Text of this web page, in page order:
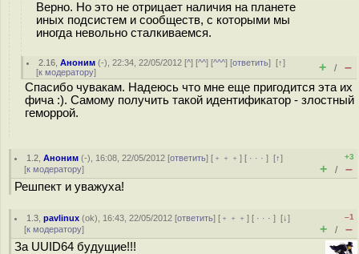
Верно. Но это не отрицает наличия на планете
иных подсистем и сообществ, с которыми мы
иногда невольно сталкиваемся.
2.16 ,Аноним (-), 22:34, 22/05/2012 [^] [^^] [^^^] [ответить][↑]
[к модератору] + / –
Спасибо чувакам. Надеюсь что мне еще пригодится эта их
фича :). Самому получить такой идентификатор - злостный
геморрой.
1.2 ,Аноним (-), 16:08, 22/05/2012 [ответить] [ ﹢﹢﹢] [ · · ·][↑]
[к модератору]
+3
+ / –
Решпект и уважуха!
1.3 ,pavlinux (ok), 16:43, 22/05/2012 [ответить] [ ﹢﹢﹢] [ · · ·][↓]
[к модератору]
–1
+ / –
За UUID64 будущие!!!